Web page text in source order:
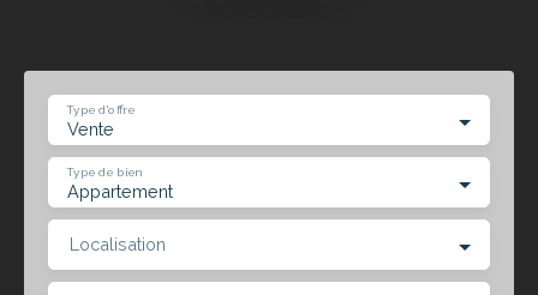
Vente
Type d'offre
Appartement
Type de bien
Localisation